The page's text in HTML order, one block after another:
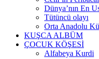
Dünya’nın En
Tütüncü olayı
Orta Anadolu
KUŞCA ALBÜM
ÇOCUK KÖŞESİ
Alfabeya Kurdi